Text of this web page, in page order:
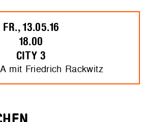
FR., 13.05.16
18.00
CITY 3
mit Friedrich Rackwitz